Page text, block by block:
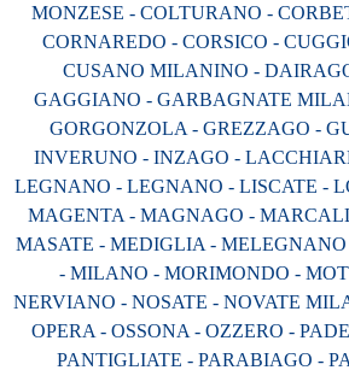
MONZESE - COLTURANO -
CORNAREDO - CORSICO -
CUSANO MILANINO -
GAGGIANO - GARBAGNATE
GORGONZOLA - GREZZAGO -
INVERUNO - INZAGO -
LEGNANO - LEGNANO - LISCATE -
MAGENTA - MAGNAGO -
MASATE - MEDIGLIA -
- MILANO - MORIMONDO -
NERVIANO - NOSATE - NOVATE
OPERA - OSSONA - OZZERO -
PANTIGLIATE - PARABIAGO -